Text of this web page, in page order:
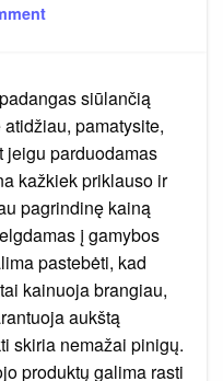
on
jų
kainą
siūlančią
pamatysite,
jeigu parduodamas
kažkiek priklauso ir
pagrindinę kainą
į gamybos
pastebėti, kad
kainuoja brangiau,
aukštą
skiria nemažai pinigų.
produktų galima rasti